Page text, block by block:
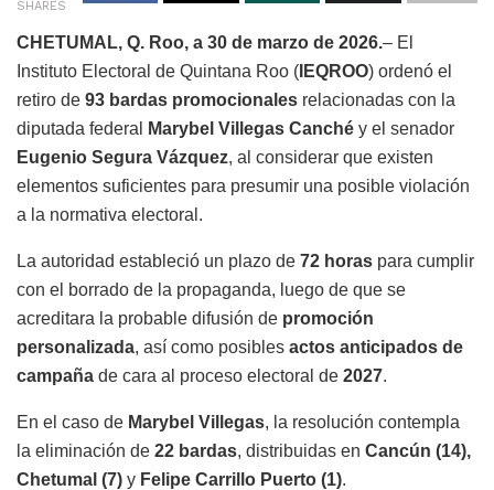
SHARES
CHETUMAL, Q. Roo, a 30 de marzo de 2026.– El
Instituto Electoral de Quintana Roo ( IEQROO) ordenó el
retiro de 93 bardas promocionales relacionadas con la
diputada federal
Marybel Villegas Canché y el senador
Eugenio Segura Vázquez, al considerar que existen
elementos suficientes para presumir una posible violación
a la normativa electoral.
La autoridad estableció un plazo de 72 horas para cumplir
con el borrado de la propaganda, luego de que se
acreditara la probable difusión de promoción
personalizada, así como posibles actos anticipados de
campaña de cara al proceso electoral de 2027.
En el caso de Marybel Villegas, la resolución contempla
la eliminación de 22 bardas, distribuidas en Cancún (14),
Chetumal (7) y Felipe Carrillo Puerto (1).